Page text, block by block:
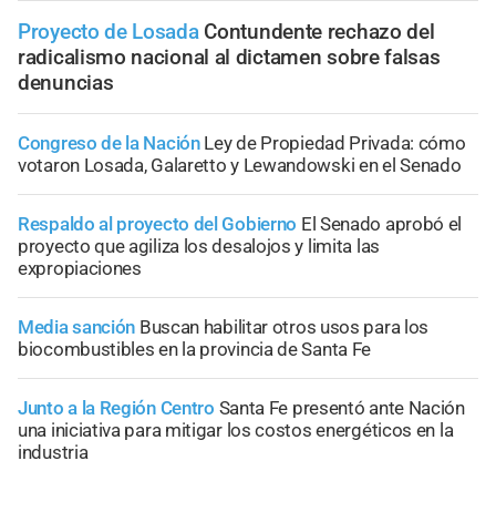
Proyecto de Losada Contundente rechazo del
radicalismo nacional al dictamen sobre falsas
denuncias
Congreso de la Nación Ley de Propiedad Privada: cómo
votaron Losada, Galaretto y Lewandowski en el Senado
Respaldo al proyecto del Gobierno El Senado aprobó el
proyecto que agiliza los desalojos y limita las
expropiaciones
Media sanción Buscan habilitar otros usos para los
biocombustibles en la provincia de Santa Fe
Junto a la Región Centro Santa Fe presentó ante Nación
una iniciativa para mitigar los costos energéticos en la
industria